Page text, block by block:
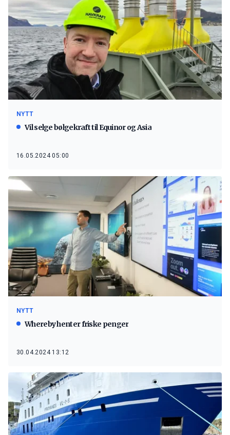
NYTT
Vil selge bølgekraft til Equinor og Asia
16.05.2024 05:00
NYTT
Whereby henter friske penger
30.04.2024 13:12